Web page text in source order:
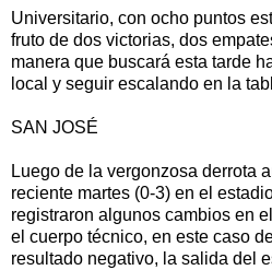
Universitario, con ocho puntos
fruto de dos victorias, dos
manera que buscará esta tarde
local y seguir escalando en la
SAN JOSÉ
Luego de la vergonzosa derrota
reciente martes (0-3) en el
registraron algunos cambios en
el cuerpo técnico, en este caso
resultado negativo, la salida del